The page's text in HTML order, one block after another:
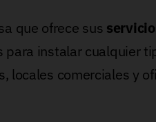
que ofrece sus
para instalar cualquier
locales comerciales y